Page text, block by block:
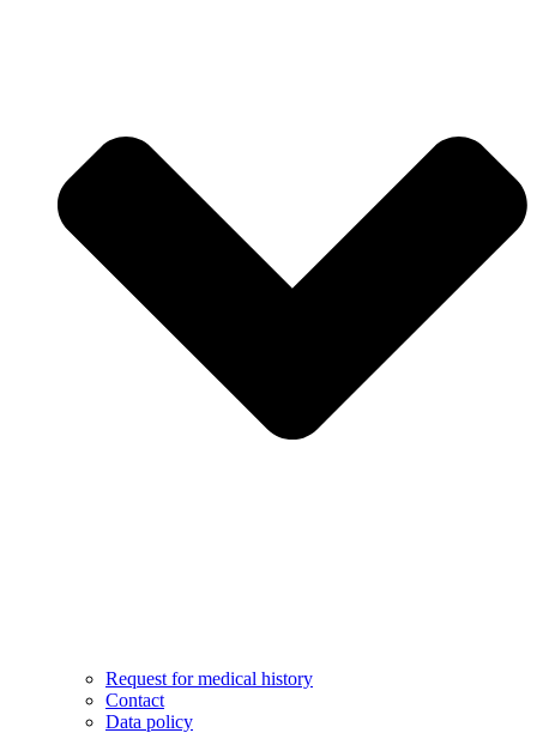
Request for medical history
Contact
Data policy